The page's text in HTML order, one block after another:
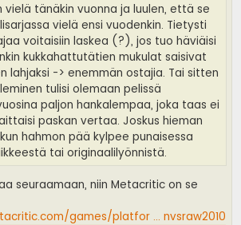
vielä tänäkin vuonna ja luulen, että se
vielä ensi vuodenkin. Tietysti
voitaisiin laskea (?), jos tuo häviäisi
kukkahattutätien mukulat saisivat
lahjaksi -> enemmän ostajia. Tai sitten
tulisi olemaan pelissä
paljon hankalempaa, joka taas ei
paskan vertaa. Joskus hieman
hahmon pää kylpee punaisessa
tai originaalilyönnistä.
seuraamaan, niin Metacritic on se
games/platfor ... nvsraw2010